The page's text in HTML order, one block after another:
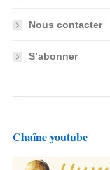
Nous contacter
S’abonner
Chaîne youtube